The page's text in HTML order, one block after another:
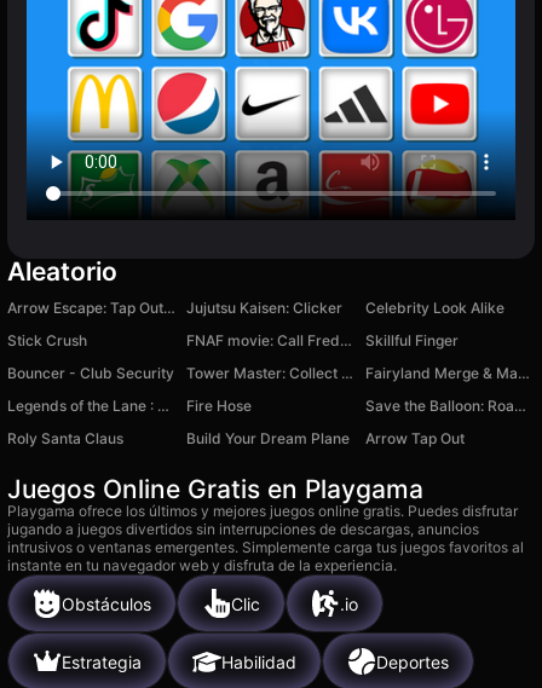
Aleatorio
Arrow Escape: Tap Out Puzzle Jujutsu Kaisen: Clicker
Celebrity Look Alike
Stick Crush
FNAF movie: Call Freddy!
Skillful Finger
Bouncer - Club Security
Tower Master: Collect & Build
Fairyland Merge & Magic
Legends of the Lane : Wild Traffic
Fire Hose
Save the Balloon: Road to the Stars!
Roly Santa Claus
Build Your Dream Plane Arrow Tap Out
Juegos Online Gratis en Playgama
Playgama ofrece los últimos y mejores juegos online gratis. Puedes disfrutar
jugando a juegos divertidos sin interrupciones de descargas, anuncios
intrusivos o ventanas emergentes. Simplemente carga tus juegos favoritos al
instante en tu navegador web y disfruta de la experiencia.
Obstáculos Clic .io
Estrategia Habilidad Deportes